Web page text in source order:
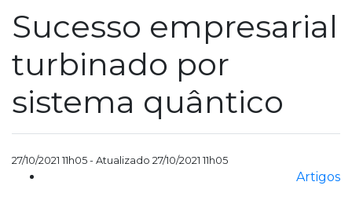
Sucesso empresarial
turbinado por
sistema quântico
27/10/2021 11h05 - Atualizado 27/10/2021 11h05
Artigos